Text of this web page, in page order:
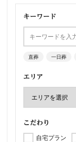
キーワード
直葬 一日葬
エリア
こだわり
自宅プラン